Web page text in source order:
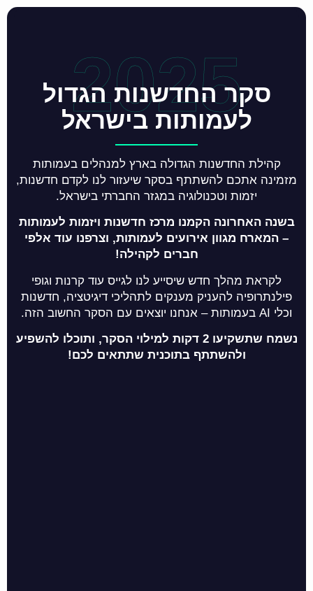
2025
סקר החדשנות הגדול
לעמותות בישראל
קהילת החדשנות הגדולה בארץ למנהלים בעמותות
מזמינה אתכם להשתתף בסקר שיעזור לנו לקדם חדשנות,
יזמות וטכנולוגיה במגזר החברתי בישראל.
בשנה האחרונה הקמנו מרכז חדשנות ויזמות לעמותות
– המארח מגוון אירועים לעמותות, וצרפנו עוד אלפי
חברים לקהילה!
לקראת מהלך חדש שיסייע לנו לגייס עוד קרנות וגופי
פילנתרופיה להעניק מענקים לתהליכי דיגיטציה, חדשנות
וכלי AI בעמותות – אנחנו יוצאים עם הסקר החשוב הזה.
נשמח שתשקיעו 2 דקות למילוי הסקר, ותוכלו להשפיע
ולהשתתף בתוכנית שתתאים לכם!